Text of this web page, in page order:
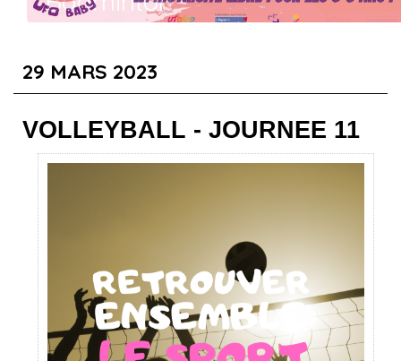
29 MARS 2023
VOLLEYBALL - JOURNEE 11